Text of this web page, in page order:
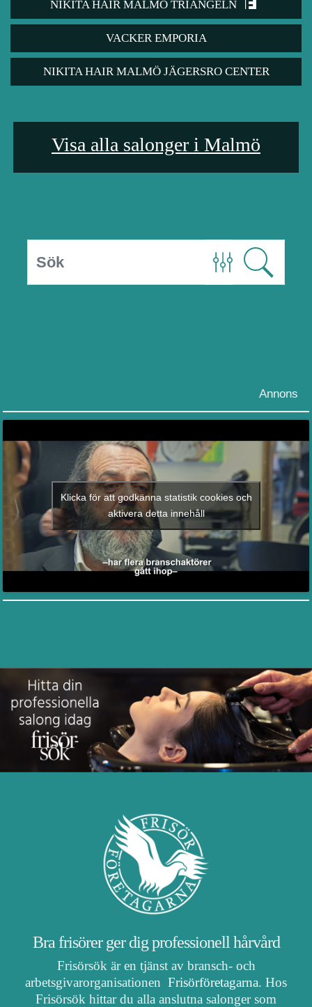
NIKITA HAIR MALMÖ TRIANGELN
VACKER EMPORIA
NIKITA HAIR MALMÖ JÄGERSRO CENTER
Visa alla salonger i Malmö
Annons
Klicka för att godkänna statistik cookies och
aktivera detta innehåll
Bra frisörer ger dig professionell hårvård
Frisörsök är en tjänst av bransch- och
arbetsgivarorganisationen Frisörföretagarna. Hos
Frisörsök hittar du alla anslutna salonger som